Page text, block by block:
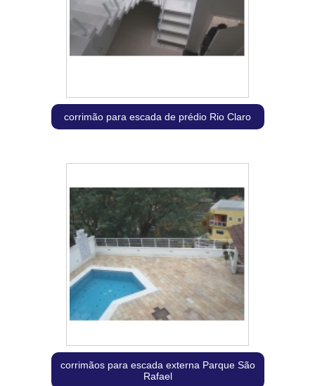
corrimão para escada de prédio Rio Claro
corrimãos para escada externa Parque São
Rafael